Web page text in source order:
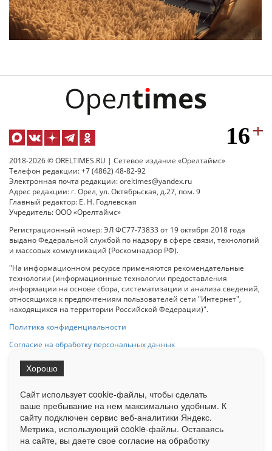
2018-2026 © ORELTIMES.RU | Сетевое издание «Орелтаймс»
Телефон редакции: +7 (4862) 48-82-92
Электронная почта редакции: oreltimes@yandex.ru
Адрес редакции: г. Орел, ул. Октябрьская, д.27, пом. 9
Главный редактор: Е. Н. Годлевская
Учредитель: ООО «Орелтаймс»
Регистрационный номер: ЭЛ ФС77-73833 от 19 октября 2018 года
выдано Федеральной службой по надзору в сфере связи, технологий
и массовых коммуникаций (Роскомнадзор РФ).
"На информационном ресурсе применяются рекомендательные
технологии (информационные технологии предоставления
информации на основе сбора, систематизации и анализа сведений,
относящихся к предпочтениям пользователей сети "Интернет",
находящихся на территории Российской Федерации)".
Политика конфиденциальности
Согласие на обработку персональных данных
При использовании любого материала с данного сайта гипер-ссылка
на Сетевое издание «ОрелТаймс» обязательна.
Ограниченная статистика посещаемости доступна на сайте
Liveinternet.ru . Подробная статистика для рекламодателей по запросу
у менеджера.
Сайт использует cookie-файлы, чтобы сделать
ваше пребывание на нем максимально удобным. К
cайту подключен сервис веб-аналитики Яндекс.
Метрика, использующий cookie-файлы. Оставаясь
на сайте, вы даете свое согласие на обработку
Хорошо